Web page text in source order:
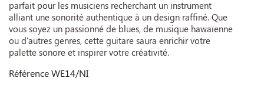
parfait pour les musiciens recherchant un instrument
alliant une sonorité authentique à un design raffiné. Que
vous soyez un passionné de blues, de musique hawaïenne
ou d'autres genres, cette guitare saura enrichir votre
palette sonore et inspirer votre créativité.
RéférenceWE14/NI